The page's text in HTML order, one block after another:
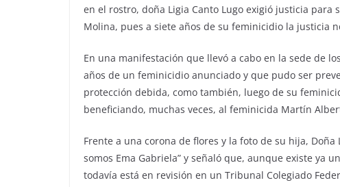
en el rostro, doña Ligia Canto Lugo exigió justicia para
Molina, pues a siete años de su feminicidio la justicia
En una manifestación que llevó a cabo en la sede de
años de un feminicidio anunciado y que pudo ser
protección debida, como también, luego de su
beneficiando, muchas veces, al feminicida Martín
Frente a una corona de flores y la foto de su hija,
somos Ema Gabriela” y señaló que, aunque existe ya
todavía está en revisión en un Tribunal Colegiado